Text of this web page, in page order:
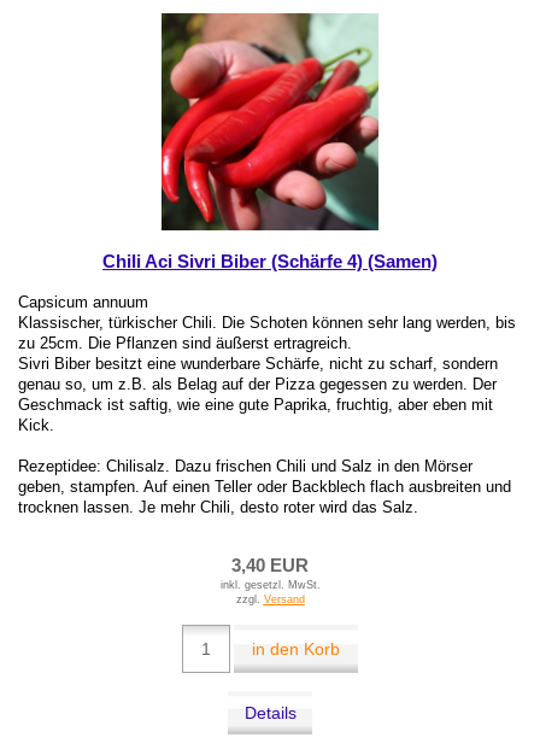
Chili Aci Sivri Biber (Schärfe 4) (Samen)
Capsicum annuum
Klassischer, türkischer Chili. Die Schoten können sehr lang werden, bis
zu 25cm. Die Pflanzen sind äußerst ertragreich.
Sivri Biber besitzt eine wunderbare Schärfe, nicht zu scharf, sondern
genau so, um z.B. als Belag auf der Pizza gegessen zu werden. Der
Geschmack ist saftig, wie eine gute Paprika, fruchtig, aber eben mit
Kick.
Rezeptidee: Chilisalz. Dazu frischen Chili und Salz in den Mörser
geben, stampfen. Auf einen Teller oder Backblech flach ausbreiten und
trocknen lassen. Je mehr Chili, desto roter wird das Salz.
3,40 EUR
inkl. gesetzl. MwSt.
zzgl. Versand
in den Korb
Details